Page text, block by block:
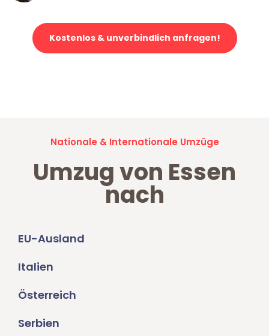
Kostenlos & unverbindlich anfragen!
Nationale & Internationale Umzüge
Umzug von Essen
nach
EU-Ausland
Italien
Österreich
Serbien